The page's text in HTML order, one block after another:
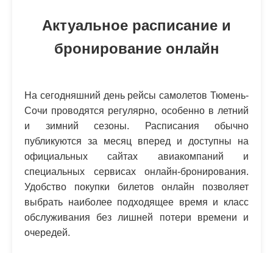
Актуальное расписание и
бронирование онлайн
На сегодняшний день рейсы самолетов Тюмень-
Сочи проводятся регулярно, особенно в летний
и зимний сезоны. Расписания обычно
публикуются за месяц вперед и доступны на
официальных сайтах авиакомпаний и
специальных сервисах онлайн-бронирования.
Удобство покупки билетов онлайн позволяет
выбрать наиболее подходящее время и класс
обслуживания без лишней потери времени и
очередей.